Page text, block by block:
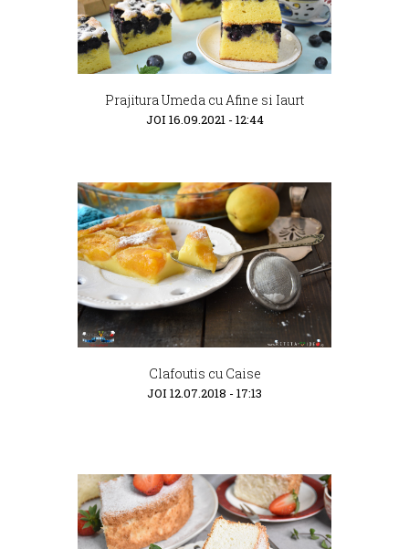
Prajitura Umeda cu Afine si Iaurt
JOI 16.09.2021 - 12:44
Clafoutis cu Caise
JOI 12.07.2018 - 17:13